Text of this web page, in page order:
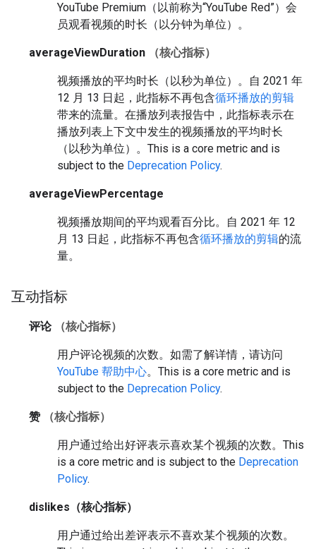
YouTube Premium（以前称为“YouTube Red”）会
员观看视频的时长（以分钟为单位）。
averageViewDuration （核心指标）
视频播放的平均时长（以秒为单位）。自 2021 年
12 月 13 日起，此指标不再包含循环播放的剪辑
带来的流量。在播放列表报告中，此指标表示在
播放列表上下文中发生的视频播放的平均时长
（以秒为单位）。 This is a core metric and is
subject to the Deprecation Policy.
averageViewPercentage
视频播放期间的平均观看百分比。自 2021 年 12
月 13 日起，此指标不再包含循环播放的剪辑的流
量。
互动指标
评论 （核心指标）
用户评论视频的次数。如需了解详情，请访问
YouTube 帮助中心。 This is a core metric and is
subject to the Deprecation Policy.
赞 （核心指标）
用户通过给出好评表示喜欢某个视频的次数。 This
is a core metric and is subject to the Deprecation
Policy.
dislikes （核心指标）
用户通过给出差评表示不喜欢某个视频的次数。